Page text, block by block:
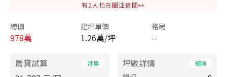
有2 人也在關注這間👀
總價
978萬
建坪單價
1.26萬/坪
格局
--
房貸試算 計算 坪數詳情 細項